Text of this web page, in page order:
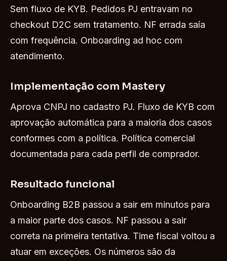
Sem fluxo de KYB. Pedidos PJ entravam no
checkout D2C sem tratamento. NF errada saía
com frequência. Onboarding ad hoc com
atendimento.
Implementação com Mastery
Aprova CNPJ no cadastro PJ. Fluxo de KYB com
aprovação automática para a maioria dos casos
conformes com a política. Política comercial
documentada para cada perfil de comprador.
Resultado funcional
Onboarding B2B passou a sair em minutos para
a maior parte dos casos. NF passou a sair
correta na primeira tentativa. Time fiscal voltou a
atuar em exceções. Os números são da